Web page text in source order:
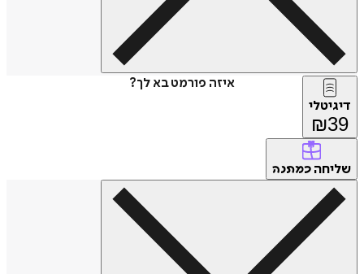
איזה פורמט בא לך?
דיגיטלי
₪39
שליחה כמתנה